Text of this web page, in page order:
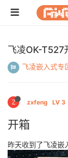
飞凌OK-T527
飞凌嵌入式专
Z zxfeng LV 3
开箱
昨天收到了飞凌嵌